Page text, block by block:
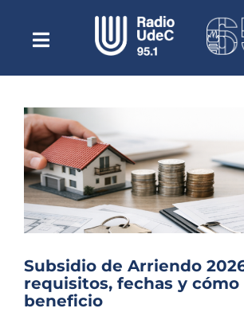
contenidoToggle
NavigationEscuchar Radio UdeC
Programación
Podcast
Noticias
Reportajes
Columnas
Subsidio de Arriendo
requisitos, fechas y cómo
beneficio